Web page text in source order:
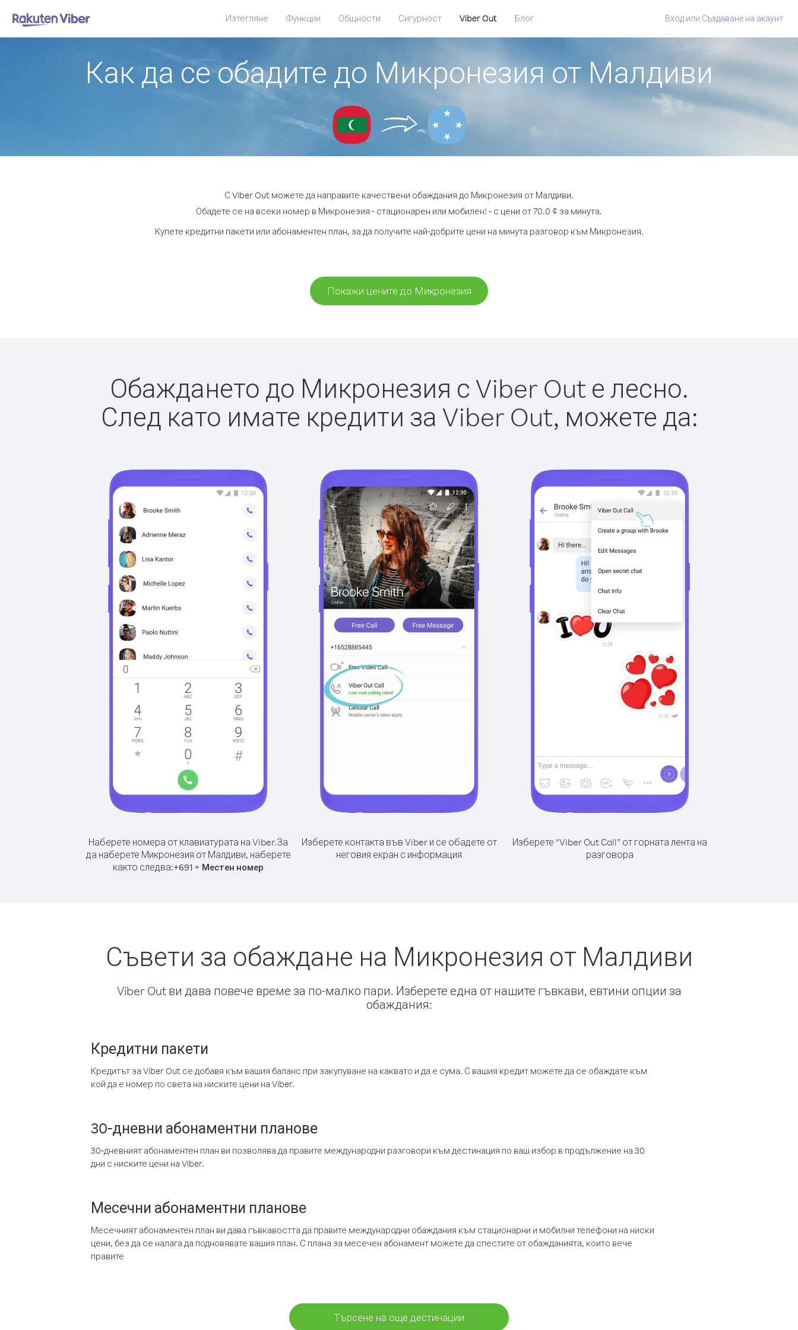
Изтегляне Функции Общности Сигурност Viber Out Блог Вход или Създаване на акаунт
Как да се обадите до Микронезия от Малдиви
С Viber Out можете да направите качествени обаждания до Микронезия от Малдиви.
Обадете се на всеки номер в Микронезия - стационарен или мобилен! - с цени от 70.0 ¢ за минута.
Купете кредитни пакети или абонаментен план, за да получите най-добрите цени на минута разговор към Микронезия.
Покажи цените до Микронезия
Обаждането до Микронезия с Viber Out е лесно.
След като имате кредити за Viber Out, можете да:
Наберете номера от клавиатурата на Viber.За
да наберете Микронезия от Малдиви, наберете
както следва:+691 + Местен номер
Изберете контакта във Viber и се обадете от
неговия екран с информация
Изберете “Viber Out Call” от горната лента на
разговора
Съвети за обаждане на Микронезия от Малдиви
Viber Out ви дава повече време за по-малко пари. Изберете една от нашите гъвкави, евтини опции за
обаждания:
Кредитни пакети
Кредитът за Viber Out се добавя към вашия баланс при закупуване на каквато и да е сума. С вашия кредит можете да се обаждате към
кой да е номер по света на ниските цени на Viber.
30-дневни абонаментни планове
30-дневният абонаментен план ви позволява да правите международни разговори към дестинация по ваш избор в продължение на 30
дни с ниските цени на Viber.
Месечни абонаментни планове
Месечният абонаментен план ви дава гъвкавостта да правите международни обаждания към стационарни и мобилни телефони на ниски
цени, без да се налага да подновявате вашия план. С плана за месечен абонамент можете да спестите от обажданията, които вече
правите
Търсене на още дестинации